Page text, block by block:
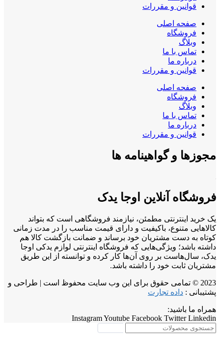
قوانین و مقررات
صفحه اصلی
فروشگاه
وبلاگ
تماس با ما
درباره ما
قوانین و مقررات
صفحه اصلی
فروشگاه
وبلاگ
تماس با ما
درباره ما
قوانین و مقررات
مجوزها و گواهینامه ها
فروشگاه آنلاین اوجا یدک
یک خرید اینترنتی مطمئن، نیازمند فروشگاهی است که بتواند
کالاهایی متنوع، باکیفیت و دارای قیمت مناسب را در مدت زمانی
کوتاه به دست مشتریان خود برساند و ضمانت بازگشت کالا هم
داشته باشد؛ ویژگی‌هایی که فروشگاه اینترنتی لوازم یدکی اوجا
یدک، سال‌هاست بر روی آن‌ها کار کرده و توانسته از این طریق
مشتریان ثابت خود را داشته باشد.
2023 © تمامی حقوق برای این وب سایت محفوظ است | طراحی و
پشتیبانی : داده تجارت
همراه ما باشید:
InstagramYoutube Facebook Twitter Linkedin